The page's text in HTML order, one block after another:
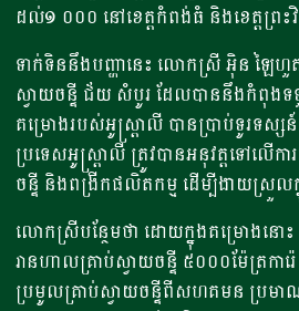
ដល់១ ០០០ នៅខេត្តកំពង់ធំ និងខេត្តព្រះ
ទាក់ទិននឹងបញ្ហានេះ លោកស្រី អ៊ិន ឡៃហួត
ស្វាយចន្ទី ជ័យ សំបូរ ដែលបាននឹងកំពុងទ
គម្រោងរបស់អូស្រ្តាលី បានប្រាប់ទូរទស្សន៍
ប្រទេសអូស្ត្រាលី ត្រូវបានអនុវត្តទៅលើក
ចន្ទី និងពង្រីកផលិតកម្ម ដើម្បីងាយស្រួលក្
លោកស្រីបន្ថែមថា ដោយក្នុងគម្រោងនោ
រានហាលគ្រាប់ស្វាយចន្ទី ៥០០០ម៉ែត្រការ៉
ប្រមូលគ្រាប់ស្វាយចន្ទីពីសហគមន ប្រមា